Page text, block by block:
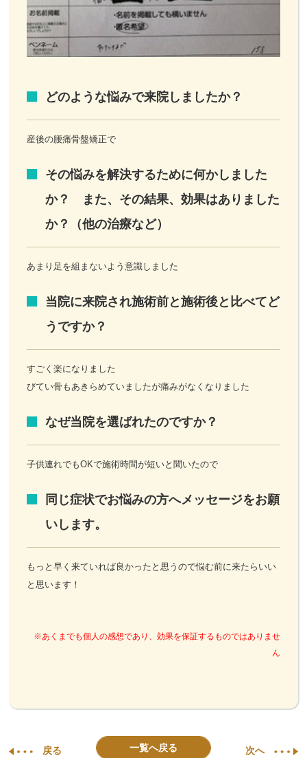
どのような悩みで来院しましたか？
産後の腰痛骨盤矯正で
その悩みを解決するために何かしました
か？ また、その結果、効果はありました
か？（他の治療など）
あまり足を組まないよう意識しました
当院に来院され施術前と施術後と比べてど
うですか？
すごく楽になりました
びてい骨もあきらめていましたが痛みがなくなりました
なぜ当院を選ばれたのですか？
子供連れでもOKで施術時間が短いと聞いたので
同じ症状でお悩みの方へメッセージをお願
いします。
もっと早く来ていれば良かったと思うので悩む前に来たらいい
と思います！
※あくまでも個人の感想であり、効果を保証するものではありませ
ん
戻る 一覧へ戻る 次へ